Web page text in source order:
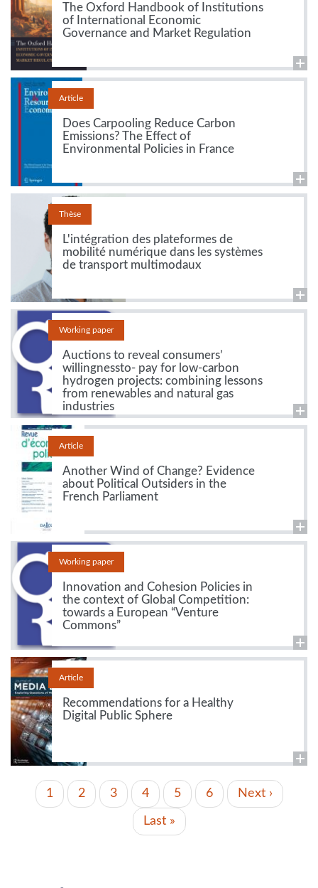
The Oxford Handbook of Institutions
of International Economic
Governance and Market Regulation
Article
Does Carpooling Reduce Carbon
Emissions? The Effect of
Environmental Policies in France
Thèse
L'intégration des plateformes de
mobilité numérique dans les systèmes
de transport multimodaux
Working paper
Auctions to reveal consumers’
willingnessto- pay for low-carbon
hydrogen projects: combining lessons
from renewables and natural gas
industries
Article
Another Wind of Change? Evidence
about Political Outsiders in the
French Parliament
Working paper
Innovation and Cohesion Policies in
the context of Global Competition:
towards a European “Venture
Commons”
Article
Recommendations for a Healthy
Digital Public Sphere
PAGINATION
Page
1 Page
2 Page
3 Page
4 Page
5 Page
6
Page
Next ›
Dernière
Last »